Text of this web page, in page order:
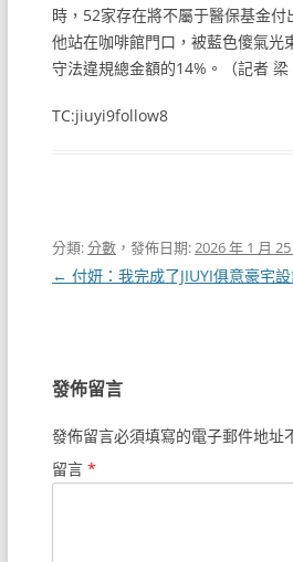
時，52家存在將不屬于醫保基金
他站在咖啡館門口，被藍色傻氣
守法違規總金額的14%。（記者 梁
TC:jiuyi9follow8
分類:分數 ，發佈日期:2026 年 1 月 25
文
← 付妍：我完成了JIUYI俱意豪宅
發佈留言
發佈留言必須填寫的電子郵件地址
留言 *